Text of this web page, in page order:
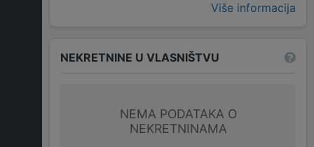
Više informacija
NEKRETNINE U VLASNIŠTVU
NEMA PODATAKA O
NEKRETNINAMA